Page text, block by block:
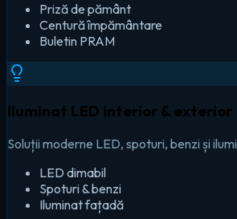
Priză de pământ
Centură împământare
Buletin PRAM
Iluminat LED interior & exterior
Soluții moderne LED, spoturi, benzi și
LED dimabil
Spoturi & benzi
Iluminat fațadă